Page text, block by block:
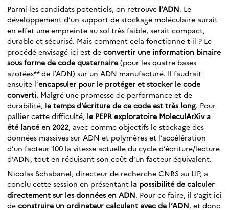
Parmi les candidats potentiels, on retrouve l’ADN. Le
développement d’un support de stockage moléculaire aurait
en effet une empreinte au sol très faible, serait compact,
durable et sécurisé. Mais comment cela fonctionne-t-il ? Le
procédé envisagé ici est de convertir une information binaire
sous forme de code quaternaire (pour les quatre bases
azotées** de l’ADN) sur un ADN manufacturé. Il faudrait
ensuite l’encapsuler pour le protéger et stocker le code
converti. Malgré une promesse de performance et de
durabilité, le temps d’écriture de ce code est très long. Pour
pallier cette difficulté, le PEPR exploratoire MoleculArXiv a
été lancé en 2022, avec comme objectifs le stockage des
données massives sur ADN et polymères et l’accélération
d’un facteur 100 la vitesse actuelle du cycle d’écriture/lecture
d’ADN, tout en réduisant son coût d’un facteur équivalent.
Nicolas Schabanel, directeur de recherche CNRS au LIP, a
conclu cette session en présentant la possibilité de calculer
directement sur les données en ADN. Pour ce faire, il s’agit ici
de construire un ordinateur calculant avec de l’ADN, et donc